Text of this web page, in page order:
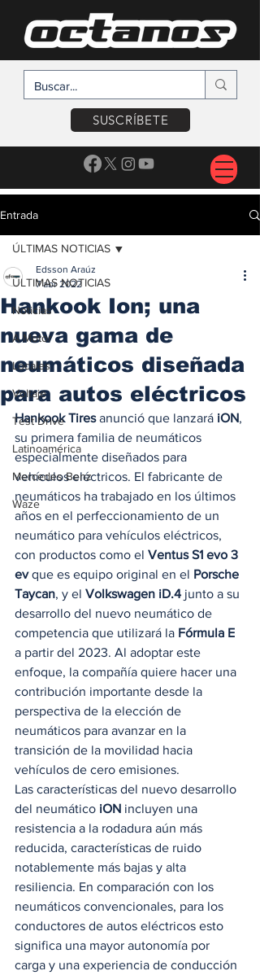
SUSCRÍBETE
Entrada
ÚLTIMAS NOTICIAS
Noticias
A Motor
Locales
Voltaje
Test Drive
Latinoamérica
Mercedes Benz
Waze
ÚLTIMAS NOTICIAS
Hankook Ion; una
nueva gama de
neumáticos diseñada
para autos eléctricos
Edsson Araúz
7 abr 2022
Hankook Tires anunció que lanzará iON,
su primera familia de neumáticos
especialmente diseñados para
vehículos eléctricos. El fabricante de
neumáticos ha trabajado en los últimos
años en el perfeccionamiento de un
neumático para vehículos eléctricos,
con productos como el Ventus S1 evo 3
ev que es equipo original en el Porsche
Taycan, y el Volkswagen iD.4 junto a su
desarrollo del nuevo neumático de
competencia que utilizará la Fórmula E
a partir del 2023. Al adoptar este
enfoque, la compañía quiere hacer una
contribución importante desde la
perspectiva de la elección de
neumáticos para avanzar en la
transición de la movilidad hacia
vehículos de cero emisiones.
Las características del nuevo desarrollo
del neumático iON incluyen una
resistencia a la rodadura aún más
reducida, características de ruido
notablemente más bajas y alta
resiliencia. En comparación con los
neumáticos convencionales, para los
conductores de autos eléctricos esto
significa una mayor autonomía por
carga y una experiencia de conducción